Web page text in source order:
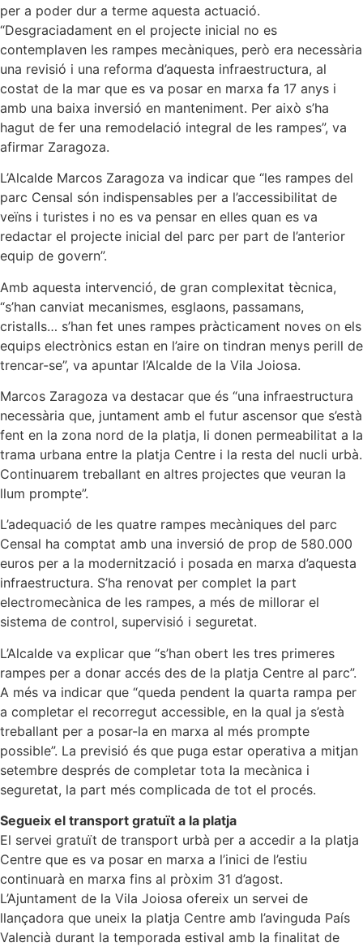
per a poder dur a terme aquesta actuació.
“Desgraciadament en el projecte inicial no es
contemplaven les rampes mecàniques, però era necessària
una revisió i una reforma d’aquesta infraestructura, al
costat de la mar que es va posar en marxa fa 17 anys i
amb una baixa inversió en manteniment. Per això s’ha
hagut de fer una remodelació integral de les rampes”, va
afirmar Zaragoza.
L’Alcalde Marcos Zaragoza va indicar que “les rampes del
parc Censal són indispensables per a l’accessibilitat de
veïns i turistes i no es va pensar en elles quan es va
redactar el projecte inicial del parc per part de l’anterior
equip de govern”.
Amb aquesta intervenció, de gran complexitat tècnica,
“s’han canviat mecanismes, esglaons, passamans,
cristalls… s’han fet unes rampes pràcticament noves on els
equips electrònics estan en l’aire on tindran menys perill de
trencar-se”, va apuntar l’Alcalde de la Vila Joiosa.
Marcos Zaragoza va destacar que és “una infraestructura
necessària que, juntament amb el futur ascensor que s’està
fent en la zona nord de la platja, li donen permeabilitat a la
trama urbana entre la platja Centre i la resta del nucli urbà.
Continuarem treballant en altres projectes que veuran la
llum prompte”.
L’adequació de les quatre rampes mecàniques del parc
Censal ha comptat amb una inversió de prop de 580.000
euros per a la modernització i posada en marxa d’aquesta
infraestructura. S’ha renovat per complet la part
electromecànica de les rampes, a més de millorar el
sistema de control, supervisió i seguretat.
L’Alcalde va explicar que “s’han obert les tres primeres
rampes per a donar accés des de la platja Centre al parc”.
A més va indicar que “queda pendent la quarta rampa per
a completar el recorregut accessible, en la qual ja s’està
treballant per a posar-la en marxa al més prompte
possible”. La previsió és que puga estar operativa a mitjan
setembre després de completar tota la mecànica i
seguretat, la part més complicada de tot el procés.
Segueix el transport gratuït a la platja
El servei gratuït de transport urbà per a accedir a la platja
Centre que es va posar en marxa a l’inici de l’estiu
continuarà en marxa fins al pròxim 31 d’agost.
L’Ajuntament de la Vila Joiosa ofereix un servei de
llançadora que uneix la platja Centre amb l’avinguda País
Valencià durant la temporada estival amb la finalitat de